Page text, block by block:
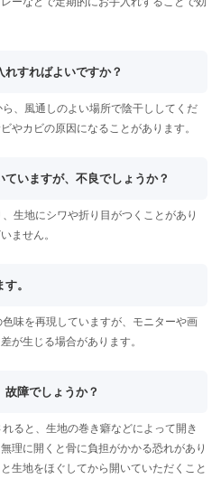
すればよいですか？
、風通しのよい場所で陰干ししてくだ
やカビの原因になることがあります。
いますが、不良でしょうか？
生地にシワや折り目がつくことがあり
ません。
。
味を再現していますが、モニターや画
が生じる場合があります。
障でしょうか？
ると、生地の巻き癖などによって開き
理に開くと骨に負担がかかる恐れがあり
生地をほぐしてから開いていただくこと